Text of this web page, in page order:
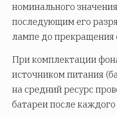
номинального
последующим его
лампе до прекращения
При комплектации
источником питания
на средний ресурс
батареи после